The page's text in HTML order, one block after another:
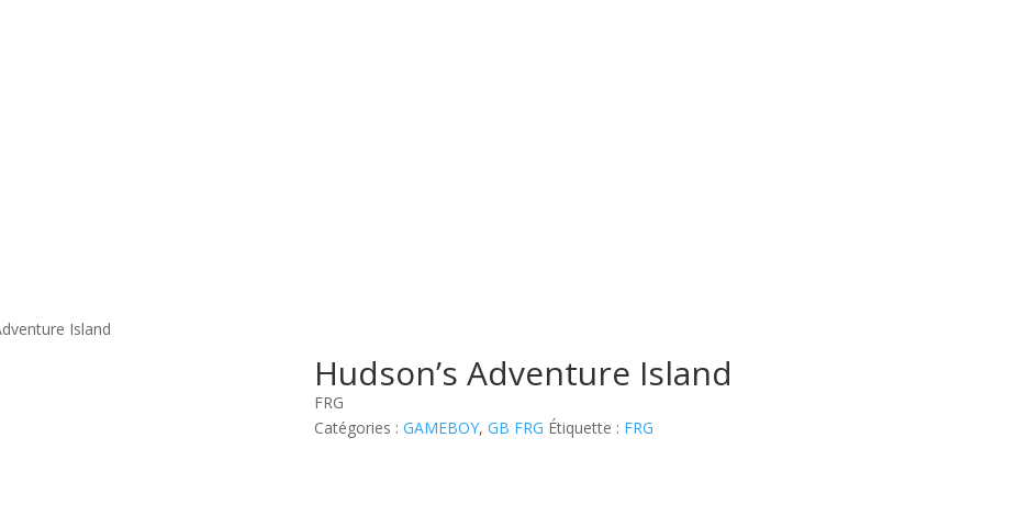
Island
Hudson’s Adventure Island
FRG
Catégories : GAMEBOY, GB FRG Étiquette : FRG